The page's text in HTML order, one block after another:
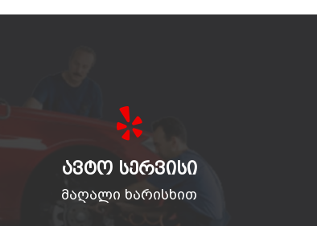
ᲐᲕᲢᲝ ᲡᲔᲠᲕᲘᲡᲘ
მაღალი ხარისხით